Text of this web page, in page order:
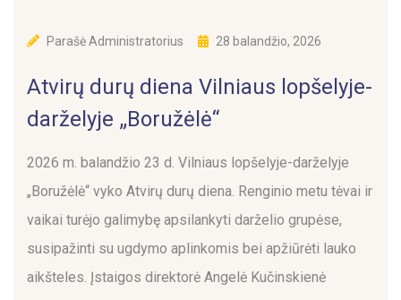
ParašėAdministratorius 28 balandžio, 2026
Atvirų durų diena Vilniaus lopšelyje-
darželyje „Boružėlė“
2026 m. balandžio 23 d. Vilniaus lopšelyje-darželyje
„Boružėlė“ vyko Atvirų durų diena. Renginio metu tėvai ir
vaikai turėjo galimybę apsilankyti darželio grupėse,
susipažinti su ugdymo aplinkomis bei apžiūrėti lauko
aikšteles. Įstaigos direktorė Angelė Kučinskienė